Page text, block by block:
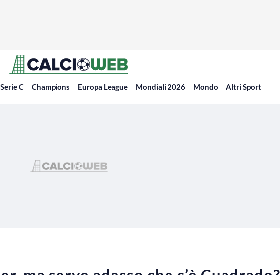
Serie C Champions Europa League Mondiali 2026 Mondo Altri Sport